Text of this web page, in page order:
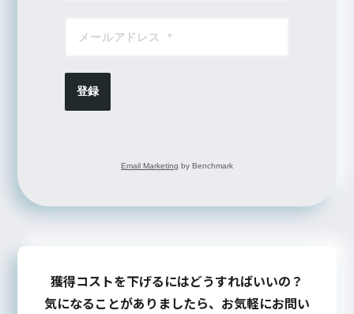
登録
Email Marketing by Benchmark
獲得コストを下げるにはどうすればいいの？
気になることがありましたら、お気軽にお問い